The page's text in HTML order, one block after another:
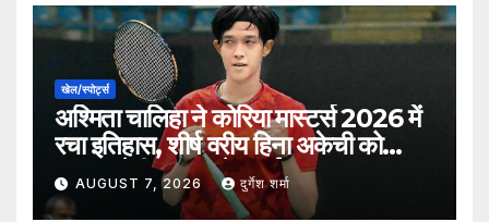
खेल/स्पोर्ट्स
अश्मिता चालिहा ने कोरिया मास्टर्स 2026 में
रचा इतिहास, शीर्ष वरीय हिना अकेची को
हराकर सेमीफाइनल में बनाई जगह
AUGUST 7, 2026 दुर्गेश शर्मा